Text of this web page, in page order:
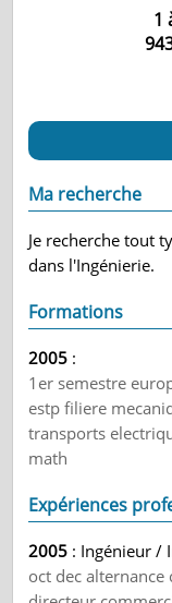
1
Ma recherche
Je recherche tout
dans l'Ingénierie.
Formations
2005 :
1er semestre
estp filiere
transports
math
Expériences
2005 : Ingénieur /
oct dec alternance